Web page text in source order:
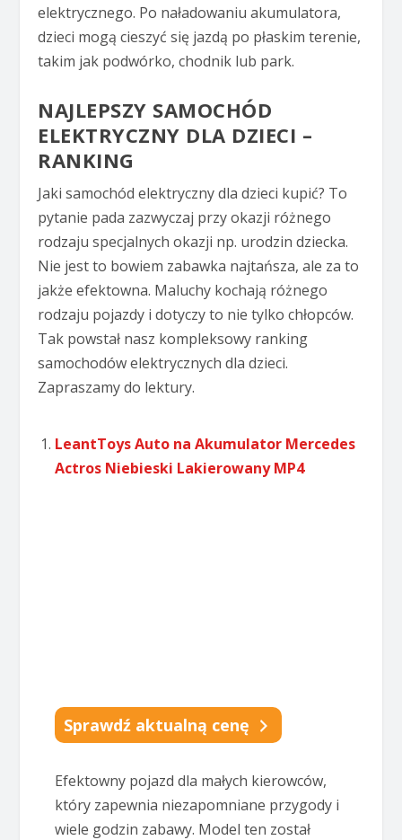
elektrycznego. Po naładowaniu akumulatora,
dzieci mogą cieszyć się jazdą po płaskim terenie,
takim jak podwórko, chodnik lub park.
NAJLEPSZY SAMOCHÓD
ELEKTRYCZNY DLA DZIECI –
RANKING
Jaki samochód elektryczny dla dzieci kupić? To
pytanie pada zazwyczaj przy okazji różnego
rodzaju specjalnych okazji np. urodzin dziecka.
Nie jest to bowiem zabawka najtańsza, ale za to
jakże efektowna. Maluchy kochają różnego
rodzaju pojazdy i dotyczy to nie tylko chłopców.
Tak powstał nasz kompleksowy ranking
samochodów elektrycznych dla dzieci.
Zapraszamy do lektury.
LeantToys Auto na Akumulator Mercedes
Actros Niebieski Lakierowany MP4
Sprawdź aktualną cenę
Efektowny pojazd dla małych kierowców,
który zapewnia niezapomniane przygody i
wiele godzin zabawy. Model ten został